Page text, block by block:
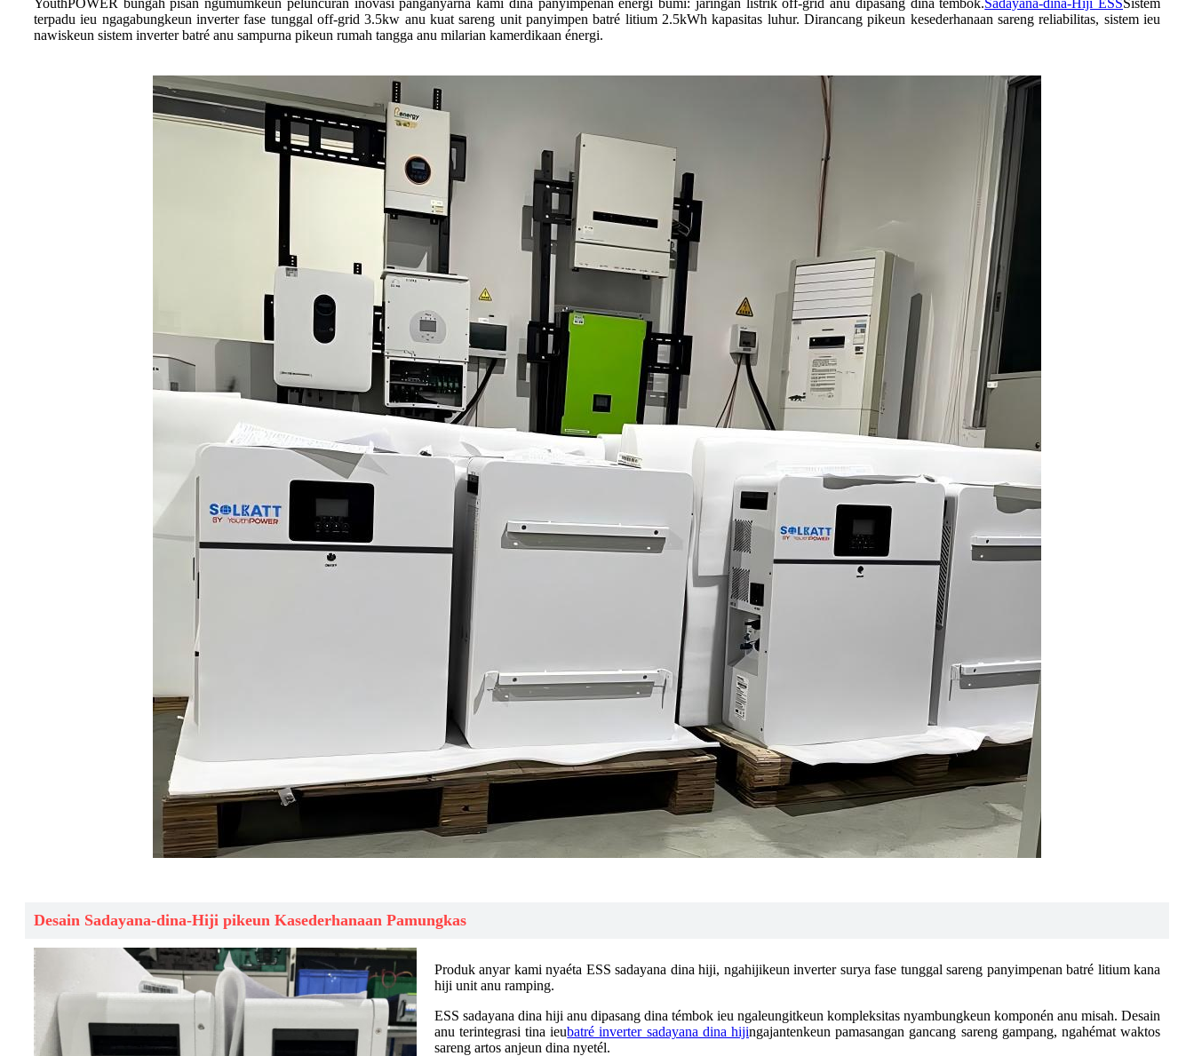
YouthPOWER bungah pisan ngumumkeun peluncuran inovasi panganyarna kami dina panyimpenan énergi bumi: jaringan listrik off-grid anu dipasang dina témbok.Sadayana-dina-Hiji ESSSistem
terpadu ieu ngagabungkeun inverter fase tunggal off-grid 3.5kw anu kuat sareng unit panyimpen batré litium 2.5kWh kapasitas luhur. Dirancang pikeun kesederhanaan sareng reliabilitas, sistem ieu
nawiskeun sistem inverter batré anu sampurna pikeun rumah tangga anu milarian kamerdikaan énergi.
Desain Sadayana-dina-Hiji pikeun Kasederhanaan Pamungkas
Produk anyar kami nyaéta ESS sadayana dina hiji, ngahijikeun inverter surya fase tunggal sareng panyimpenan batré litium kana
hiji unit anu ramping.
ESS sadayana dina hiji anu dipasang dina témbok ieu ngaleungitkeun kompleksitas nyambungkeun komponén anu misah. Desain
anu terintegrasi tina ieubatré inverter sadayana dina hijingajantenkeun pamasangan gancang sareng gampang, ngahémat waktos
sareng artos anjeun dina nyetél.